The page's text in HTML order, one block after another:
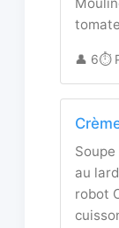
👤 6⏱️
au
robot